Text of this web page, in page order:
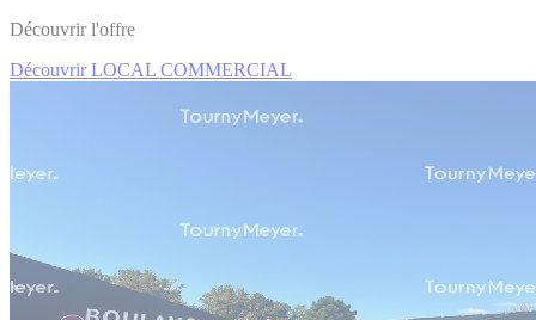
Découvrir l'offre
Découvrir LOCAL COMMERCIAL